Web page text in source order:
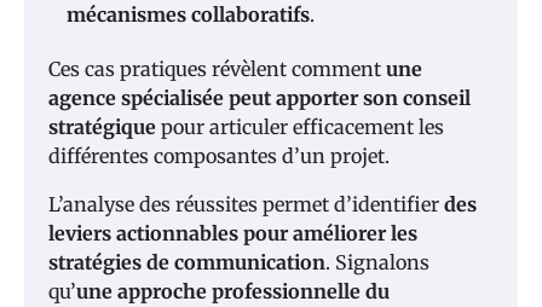
mécanismes collaboratifs.
Ces cas pratiques révèlent comment une
agence spécialisée peut apporter son conseil
stratégique pour articuler efficacement les
différentes composantes d’un projet.
L’analyse des réussites permet d’identifier des
leviers actionnables pour améliorer les
stratégies de communication. Signalons
qu’une approche professionnelle du